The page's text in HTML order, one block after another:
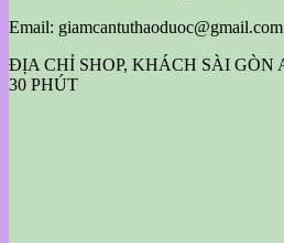
Email: giamcantuthaoduoc@gmail.com
ĐỊA CHỈ SHOP, KHÁCH SÀI GÒN
30 PHÚT